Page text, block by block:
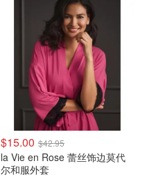
$15.00 $42.95
la Vie en Rose 蕾丝饰边莫代
尔和服外套